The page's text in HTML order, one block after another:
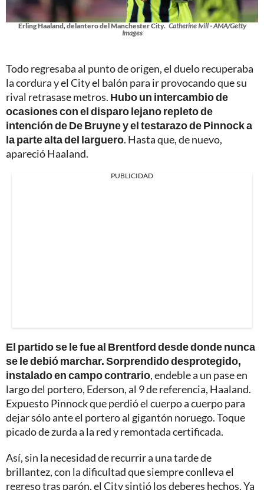
Erling Haaland, delantero del Manchester City. Catherine Ivill - AMA/Getty
Images
Todo regresaba al punto de origen, el duelo recuperaba
la cordura y el City el balón para ir provocando que su
rival retrasase metros. Hubo un intercambio de
ocasiones con el disparo lejano repleto de
intención de De Bruyne y el testarazo de Pinnock a
la parte alta del larguero. Hasta que, de nuevo,
apareció Haaland.
PUBLICIDAD
El partido se le fue al Brentford desde donde nunca
se le debió marchar. Sorprendido desprotegido,
instalado en campo contrario, endeble a un pase en
largo del portero, Ederson, al 9 de referencia, Haaland.
Expuesto Pinnock que perdió el cuerpo a cuerpo para
dejar sólo ante el portero al gigantón noruego. Toque
picado de zurda a la red y remontada certificada.
Así, sin la necesidad de recurrir a una tarde de
brillantez, con la dificultad que siempre conlleva el
regreso tras parón, el City sintió los deberes hechos. Ya